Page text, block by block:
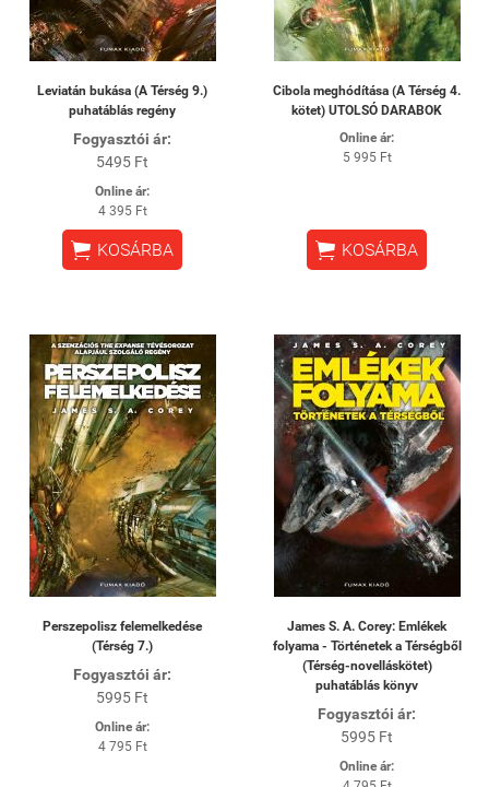
Leviatán bukása (A Térség 9.)
puhatáblás regény
Fogyasztói ár:
5495 Ft
Online ár:
4 395 Ft
 KOSÁRBA
Cibola meghódítása (A Térség 4.
kötet) UTOLSÓ DARABOK
Online ár:
5 995 Ft
 KOSÁRBA
Perszepolisz felemelkedése
(Térség 7.)
Fogyasztói ár:
5995 Ft
Online ár:
4 795 Ft
James S. A. Corey: Emlékek
folyama - Történetek a Térségből
(Térség-novelláskötet)
puhatáblás könyv
Fogyasztói ár:
5995 Ft
Online ár: